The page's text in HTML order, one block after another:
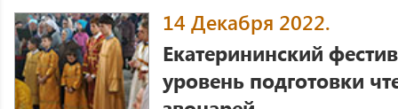
14 Декабря 2022.
Екатерининский
уровень подготовки